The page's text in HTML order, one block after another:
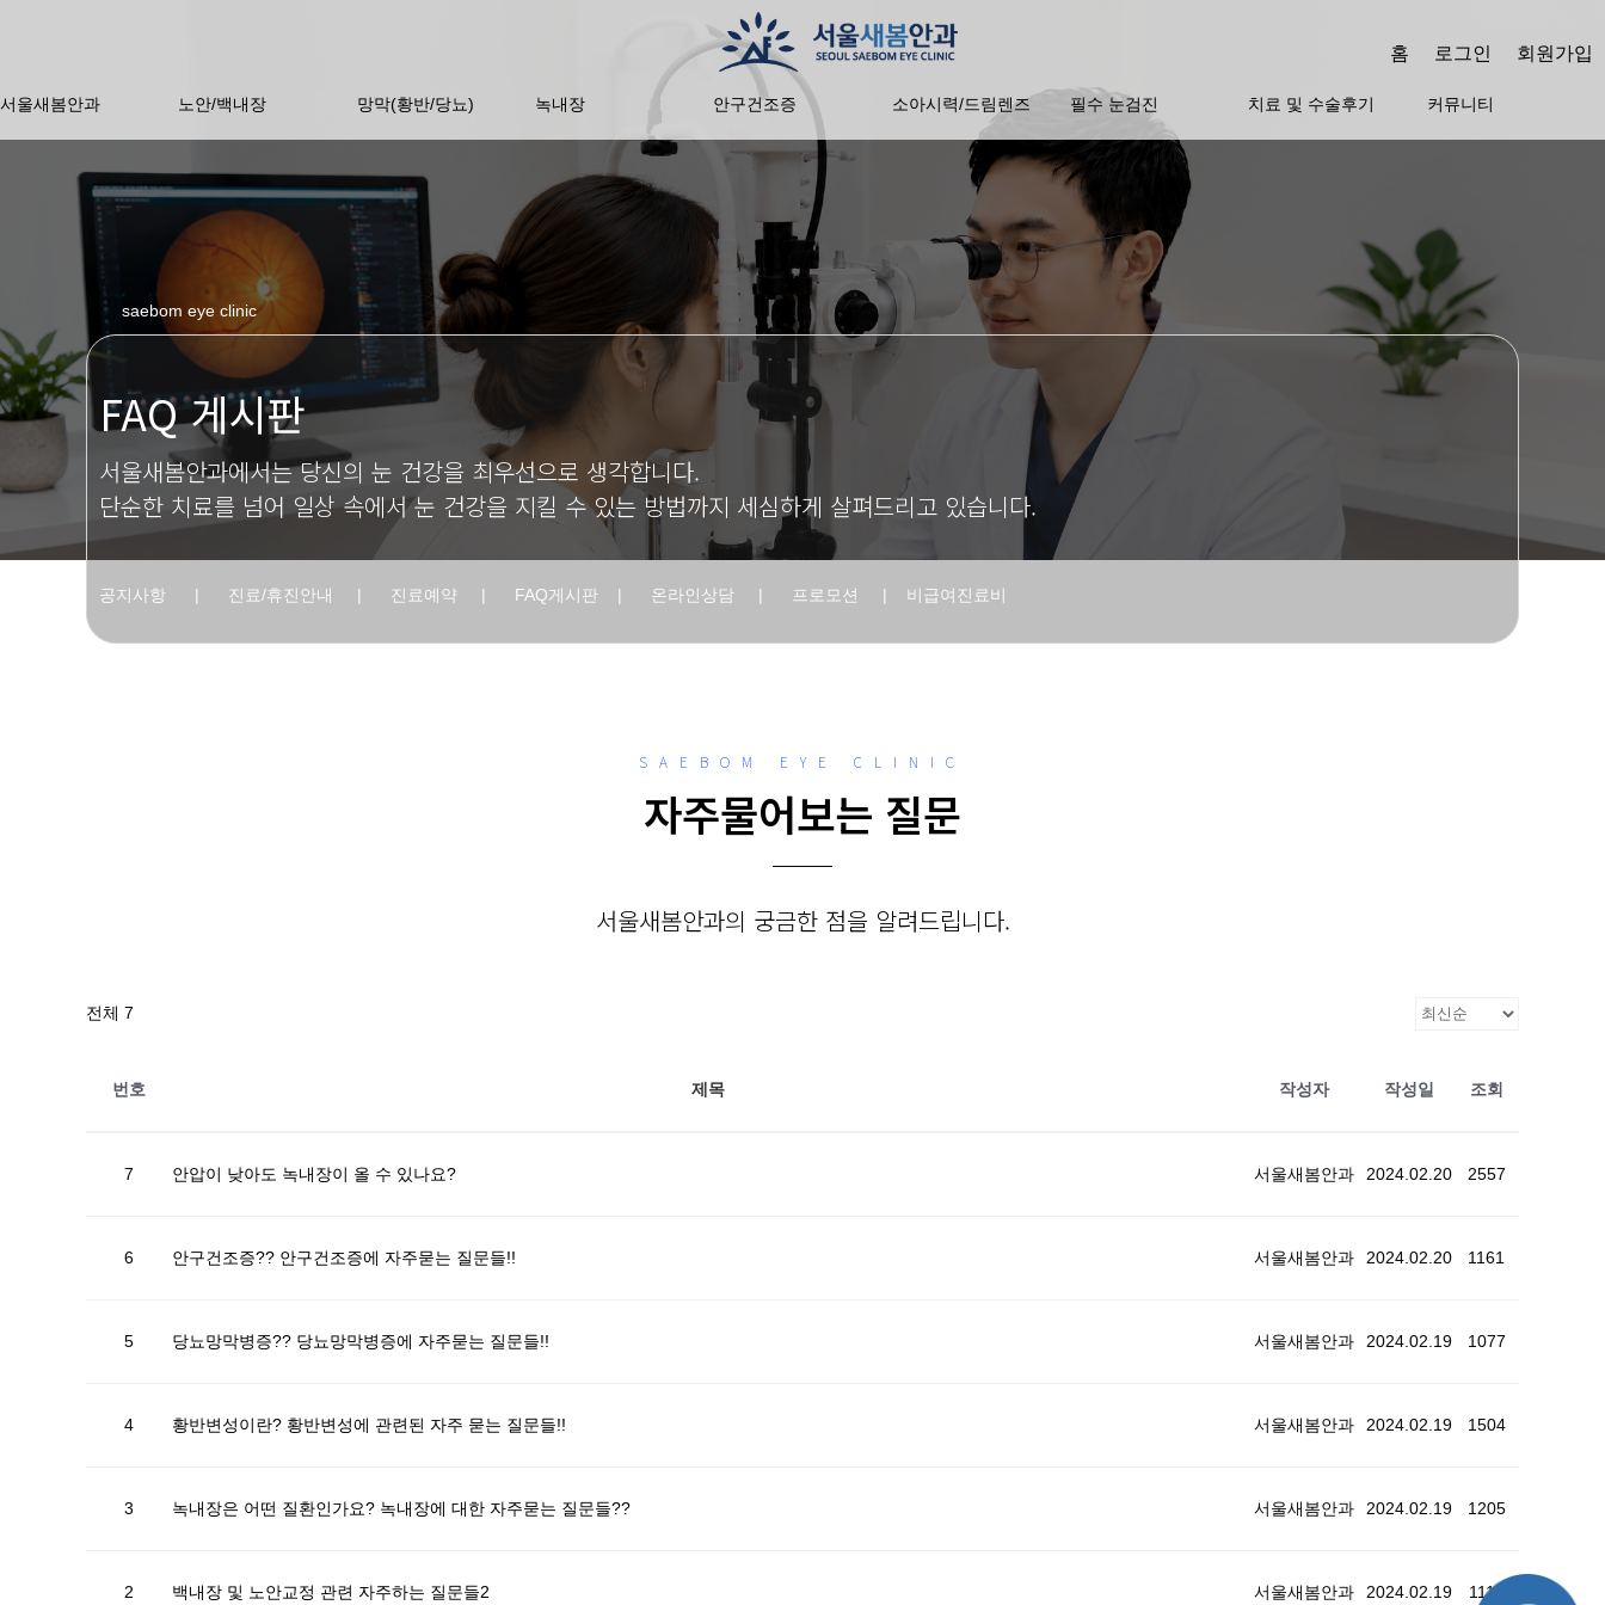
홈 로그인 회원가입
서울새봄안과 노안/백내장 망막(황반/당뇨) 녹내장 안구건조증 소아시력/드림렌즈 필수 눈검진 치료 및 수술후기 커뮤니티
saebom eye clinic
FAQ 게시판
서울새봄안과에서는 당신의 눈 건강을 최우선으로 생각합니다.
단순한 치료를 넘어 일상 속에서 눈 건강을 지킬 수 있는 방법까지 세심하게 살펴드리고 있습니다.
공지사항 | 진료/휴진안내 | 진료예약 | FAQ게시판 | 온라인상담 | 프로모션 | 비급여진료비
SAEBOM EYE CLINIC
자주물어보는 질문
서울새봄안과의 궁금한 점을 알려드립니다.
전체 7
번호 제목 작성자 작성일 조회
7 안압이 낮아도 녹내장이 올 수 있나요? 서울새봄안과 2024.02.20 2557
6 안구건조증?? 안구건조증에 자주묻는 질문들!! 서울새봄안과 2024.02.20 1161
5 당뇨망막병증?? 당뇨망막병증에 자주묻는 질문들!! 서울새봄안과 2024.02.19 1077
4 황반변성이란? 황반변성에 관련된 자주 묻는 질문들!! 서울새봄안과 2024.02.19 1504
3 녹내장은 어떤 질환인가요? 녹내장에 대한 자주묻는 질문들?? 서울새봄안과 2024.02.19 1205
2 백내장 및 노안교정 관련 자주하는 질문들2 서울새봄안과 2024.02.19 1114